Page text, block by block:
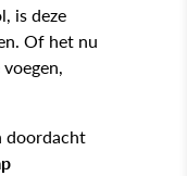
is deze
Of het nu
doordacht